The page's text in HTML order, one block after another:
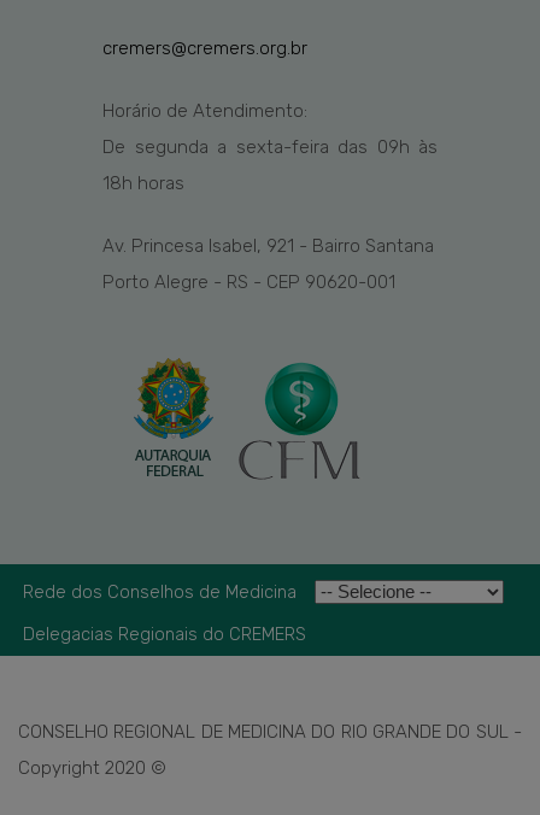
cremers@cremers.org.br
Horário de Atendimento:
De segunda a sexta-feira das 09h às
18h horas
Av. Princesa Isabel, 921 - Bairro Santana
Porto Alegre - RS - CEP 90620-001
Rede dos Conselhos de Medicina
Delegacias Regionais do CREMERS
CONSELHO REGIONAL DE MEDICINA DO RIO GRANDE DO SUL -
Copyright 2020 ©